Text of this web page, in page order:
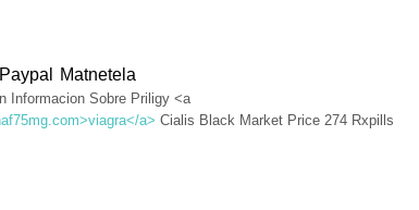
Matnetela
Informacion Sobre Priligy <a
a> Cialis Black Market Price 274 Rxpills